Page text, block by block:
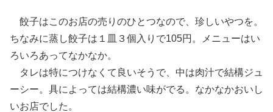
餃子はこのお店の売りのひとつなので、珍しいやつを。
ちなみに蒸し餃子は１皿３個入りで105円。メニューはい
ろいろあってなかなか。
タレは特につけなくて良いそうで、中は肉汁で結構ジュ
ーシー。具によっては結構濃い味がでる。なかなかおいし
いお店でした。